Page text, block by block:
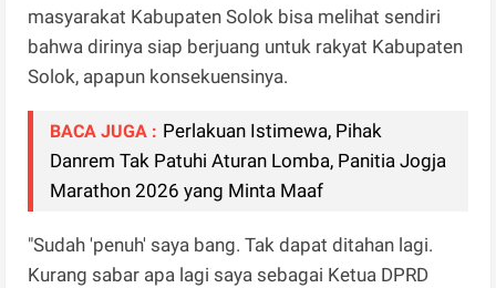
masyarakat Kabupaten Solok bisa melihat sendiri
bahwa dirinya siap berjuang untuk rakyat Kabupaten
Solok, apapun konsekuensinya.
BACA JUGA : Perlakuan Istimewa, Pihak
Danrem Tak Patuhi Aturan Lomba, Panitia Jogja
Marathon 2026 yang Minta Maaf
"Sudah 'penuh' saya bang. Tak dapat ditahan lagi.
Kurang sabar apa lagi saya sebagai Ketua DPRD